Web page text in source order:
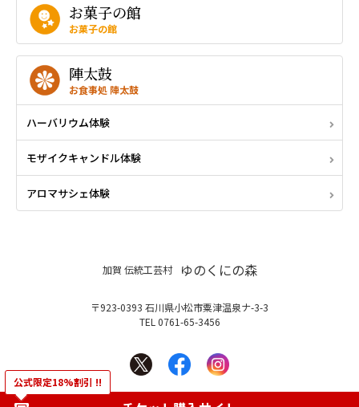
お菓子の館
お菓子の館
陣太鼓
お食事処 陣太鼓
ハーバリウム体験
モザイクキャンドル体験
アロマサシェ体験
加賀 伝統工芸村 ゆのくにの森
〒923-0393 石川県小松市粟津温泉ナ-3-3
TEL 0761-65-3456
Copyright© YUNOKUNI NO MORI. All Rights Reserved.
公式限定18%割引 !!